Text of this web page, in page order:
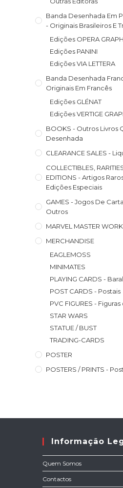
Banda Desenhada Em
- Originais Brasileiros E
Edições OPERA
Edições PANINI
Edições VIA LETTERA
Banda Desenhada
Originais Em Francês
Edições GLÉNAT
Edições VERTIGE
BOOKS - Outros Livros
Desenhada
CLEARANCE SALES -
COLLECTIBLES,
EDITIONS - Artigos
Edições Especiais
GAMES - Jogos De
Outros
MARVEL MASTER
MERCHANDISE
EAGLEMOSS
MINIMATES
PLAYING CARDS -
POST CARDS - Postais
PVC FIGURES -
STAR WARS
STATUE / BUST
TRADING-CARDS
POSTER
POSTERS / PRINTS -
Informação
Quem Somos
Contactos